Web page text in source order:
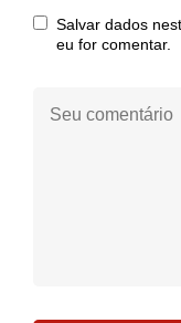
Salvar dados
eu for comentar.
comentário: